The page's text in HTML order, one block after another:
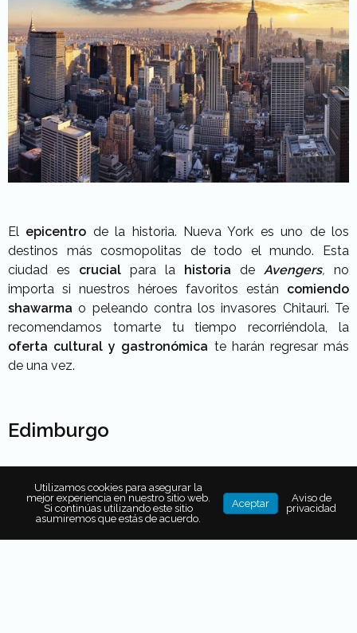
El epicentro de la historia. Nueva York es uno de los
destinos más cosmopolitas de todo el mundo. Esta
ciudad es crucial para la historia de Avengers, no
importa si nuestros héroes favoritos están comiendo
shawarma o peleando contra los invasores Chitauri. Te
recomendamos tomarte tu tiempo recorriéndola, la
oferta cultural y gastronómica te harán regresar más
de una vez.
Edimburgo
Utilizamos cookies para asegurar la
mejor experiencia en nuestro sitio web.
Si continúas utilizando este sitio
asumiremos que estás de acuerdo.
Aceptar
Aviso de
privacidad